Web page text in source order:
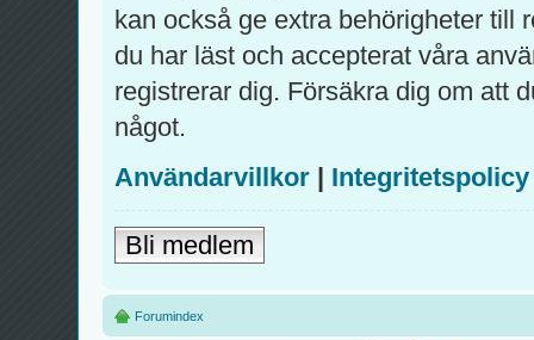
kan också ge extra behörigheter till
du har läst och accepterat våra
registrerar dig. Försäkra dig om att
något.
Användarvillkor | Integritetspolicy
Bli medlem
Forumindex